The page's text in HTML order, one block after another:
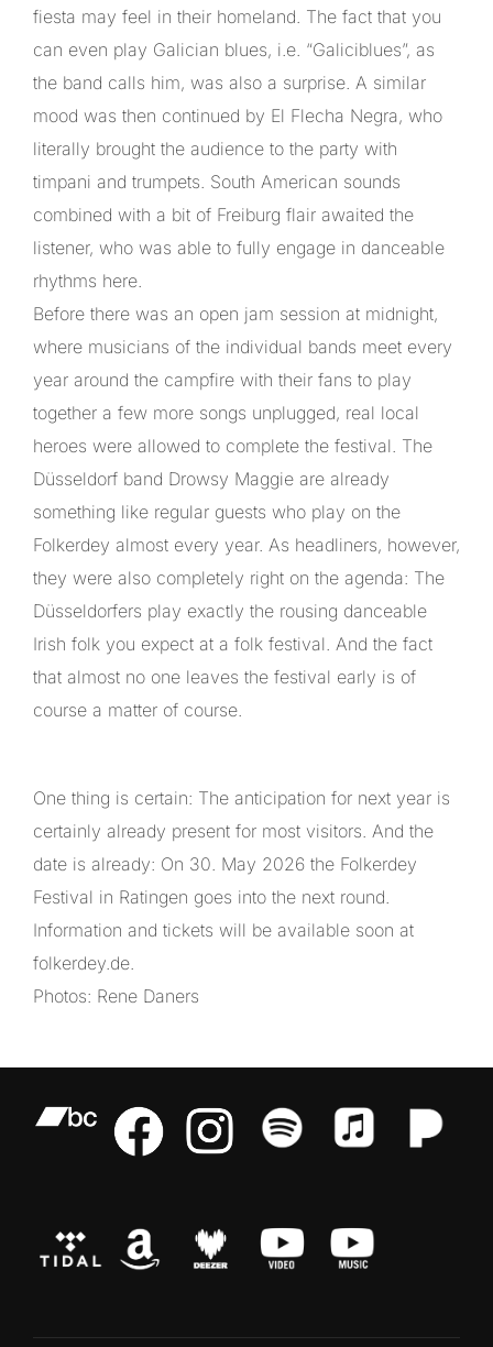
fiesta may feel in their homeland. The fact that you
can even play Galician blues, i.e. “Galiciblues”, as
the band calls him, was also a surprise. A similar
mood was then continued by El Flecha Negra, who
literally brought the audience to the party with
timpani and trumpets. South American sounds
combined with a bit of Freiburg flair awaited the
listener, who was able to fully engage in danceable
rhythms here.
Before there was an open jam session at midnight,
where musicians of the individual bands meet every
year around the campfire with their fans to play
together a few more songs unplugged, real local
heroes were allowed to complete the festival. The
Düsseldorf band Drowsy Maggie are already
something like regular guests who play on the
Folkerdey almost every year. As headliners, however,
they were also completely right on the agenda: The
Düsseldorfers play exactly the rousing danceable
Irish folk you expect at a folk festival. And the fact
that almost no one leaves the festival early is of
course a matter of course.
One thing is certain: The anticipation for next year is
certainly already present for most visitors. And the
date is already: On 30. May 2026 the Folkerdey
Festival in Ratingen goes into the next round.
Information and tickets will be available soon at
folkerdey.de.
Photos: Rene Daners